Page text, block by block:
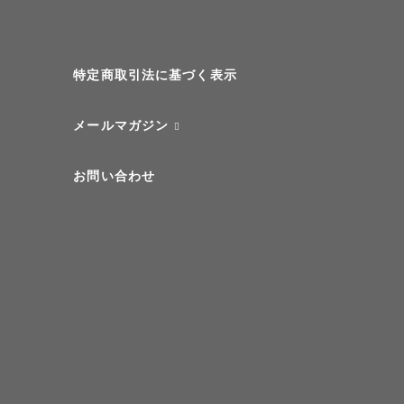
特定商取引法に基づく表示
メールマガジン
お問い合わせ